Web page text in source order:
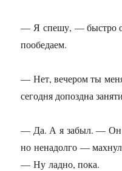
— Я спешу, — быстро
пообедаем.
— Нет, вечером ты
сегодня допоздна
— Да. А я забыл. — Он
но ненадолго —
— Ну ладно, пока.